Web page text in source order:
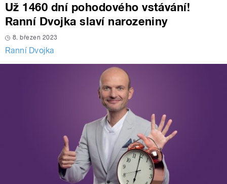
Už 1460 dní pohodového vstávání!
Ranní Dvojka slaví narozeniny
8. březen 2023
Ranní Dvojka